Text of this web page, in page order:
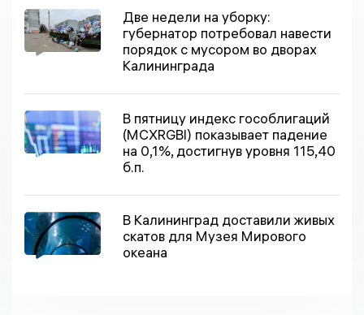
Две недели на уборку:
губернатор потребовал навести
порядок с мусором во дворах
Калининграда
В пятницу индекс гособлигаций
(MCXRGBI) показывает падение
на 0,1%, достигнув уровня 115,40
б.п.
В Калининград доставили живых
скатов для Музея Мирового
океана